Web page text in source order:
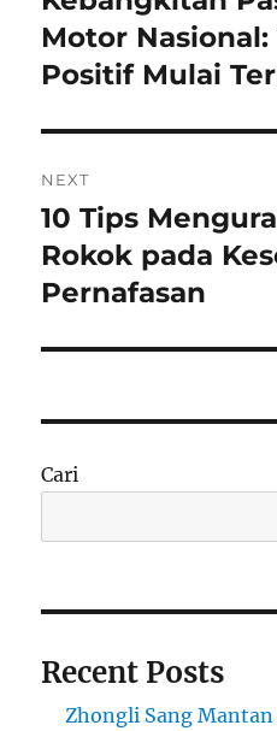
post:
Motor Nasional:
Positif Mulai
NEXT
Next
post:
10 Tips
Rokok pada
Pernafasan
Cari
Recent Posts
Zhongli Sang Mantan